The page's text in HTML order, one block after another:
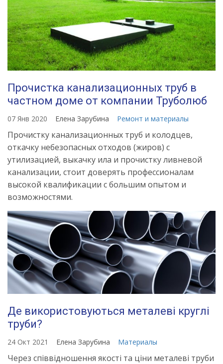
Прочистка канализационных труб в
частном доме от компании Труболюб
07 Янв 2020 Елена Зарубина Ремонт и материалы
Прочистку канализационных труб и колодцев,
откачку небезопасных отходов (жиров) с
утилизацией, выкачку ила и прочистку ливневой
канализации, стоит доверять профессионалам
высокой квалификации с большим опытом и
возможностями.
Де використовуються металеві круглі
труби?
24 Окт 2021 Елена Зарубина Материалы
Через співвідношення якості та ціни металеві труби